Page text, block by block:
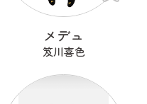
メデュ
笈川喜色